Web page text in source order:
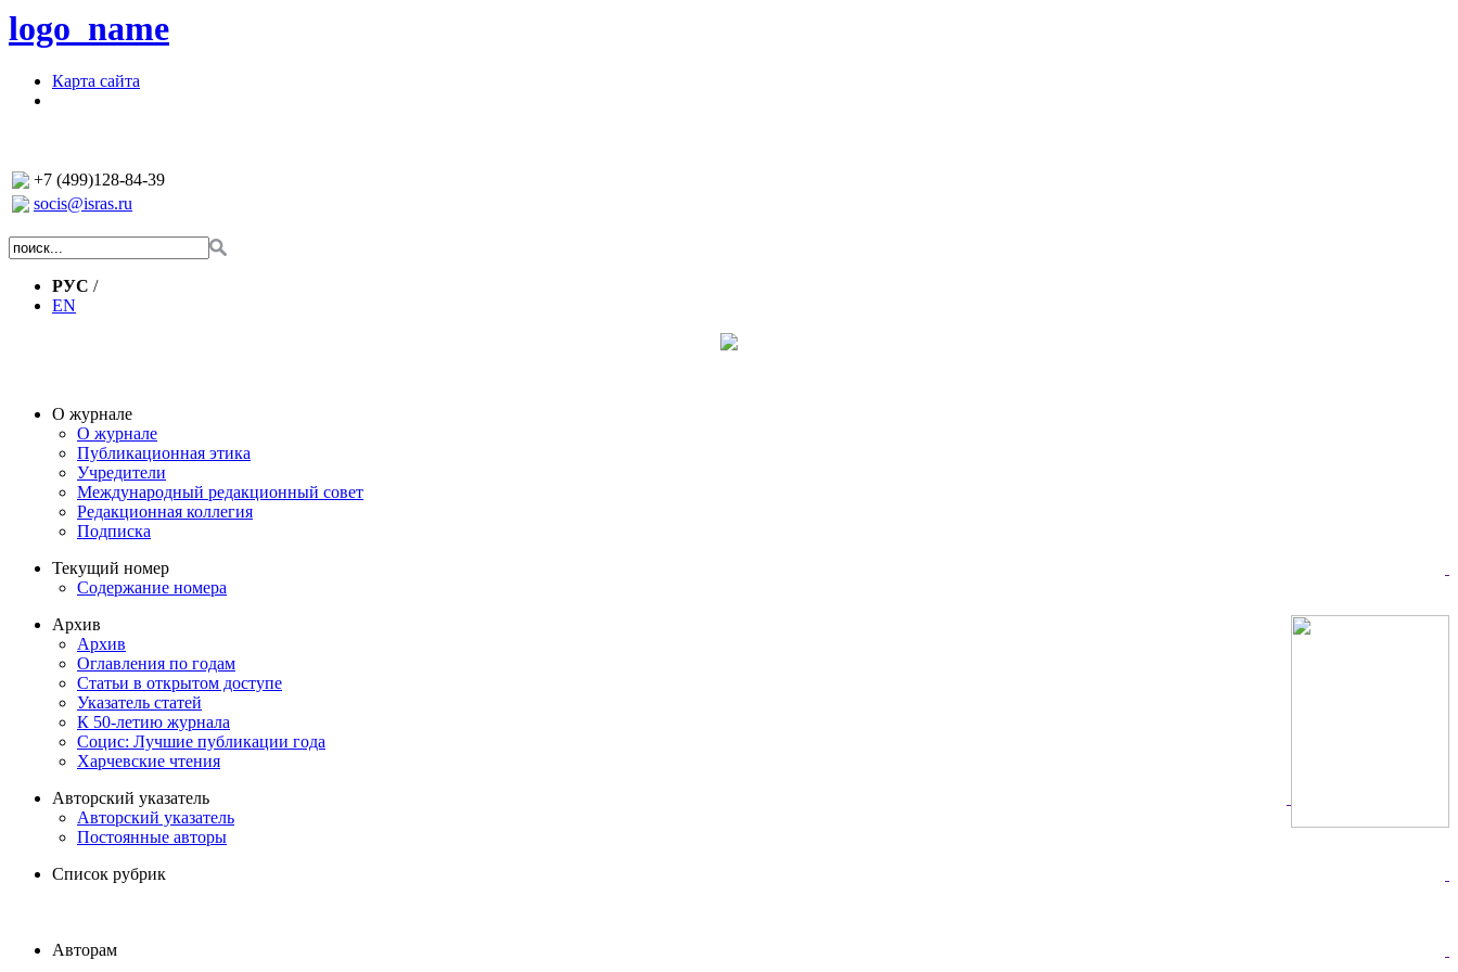
logo_name
Карта сайта
+7 (499)128-84-39
socis@isras.ru
РУС /
EN
О журнале
О журнале
Публикационная этика
Учредители
Международный редакционный совет
Редакционная коллегия
Подписка
Текущий номер
Содержание номера
Архив
Архив
Оглавления по годам
Статьи в открытом доступе
Указатель статей
К 50-летию журнала
Социс: Лучшие публикации года
Харчевские чтения
Авторский указатель
Авторский указатель
Постоянные авторы
Список рубрик
Авторам